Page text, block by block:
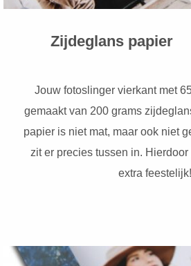
Zijdeglans
Jouw fotoslinger vierkant met
gemaakt van 200 grams
papier is niet mat, maar ook niet
zit er precies tussen in.
extra feestelijk!